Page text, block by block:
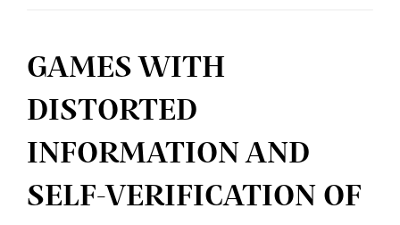
GAMES WITH
DISTORTED
INFORMATION AND
SELF-VERIFICATION OF